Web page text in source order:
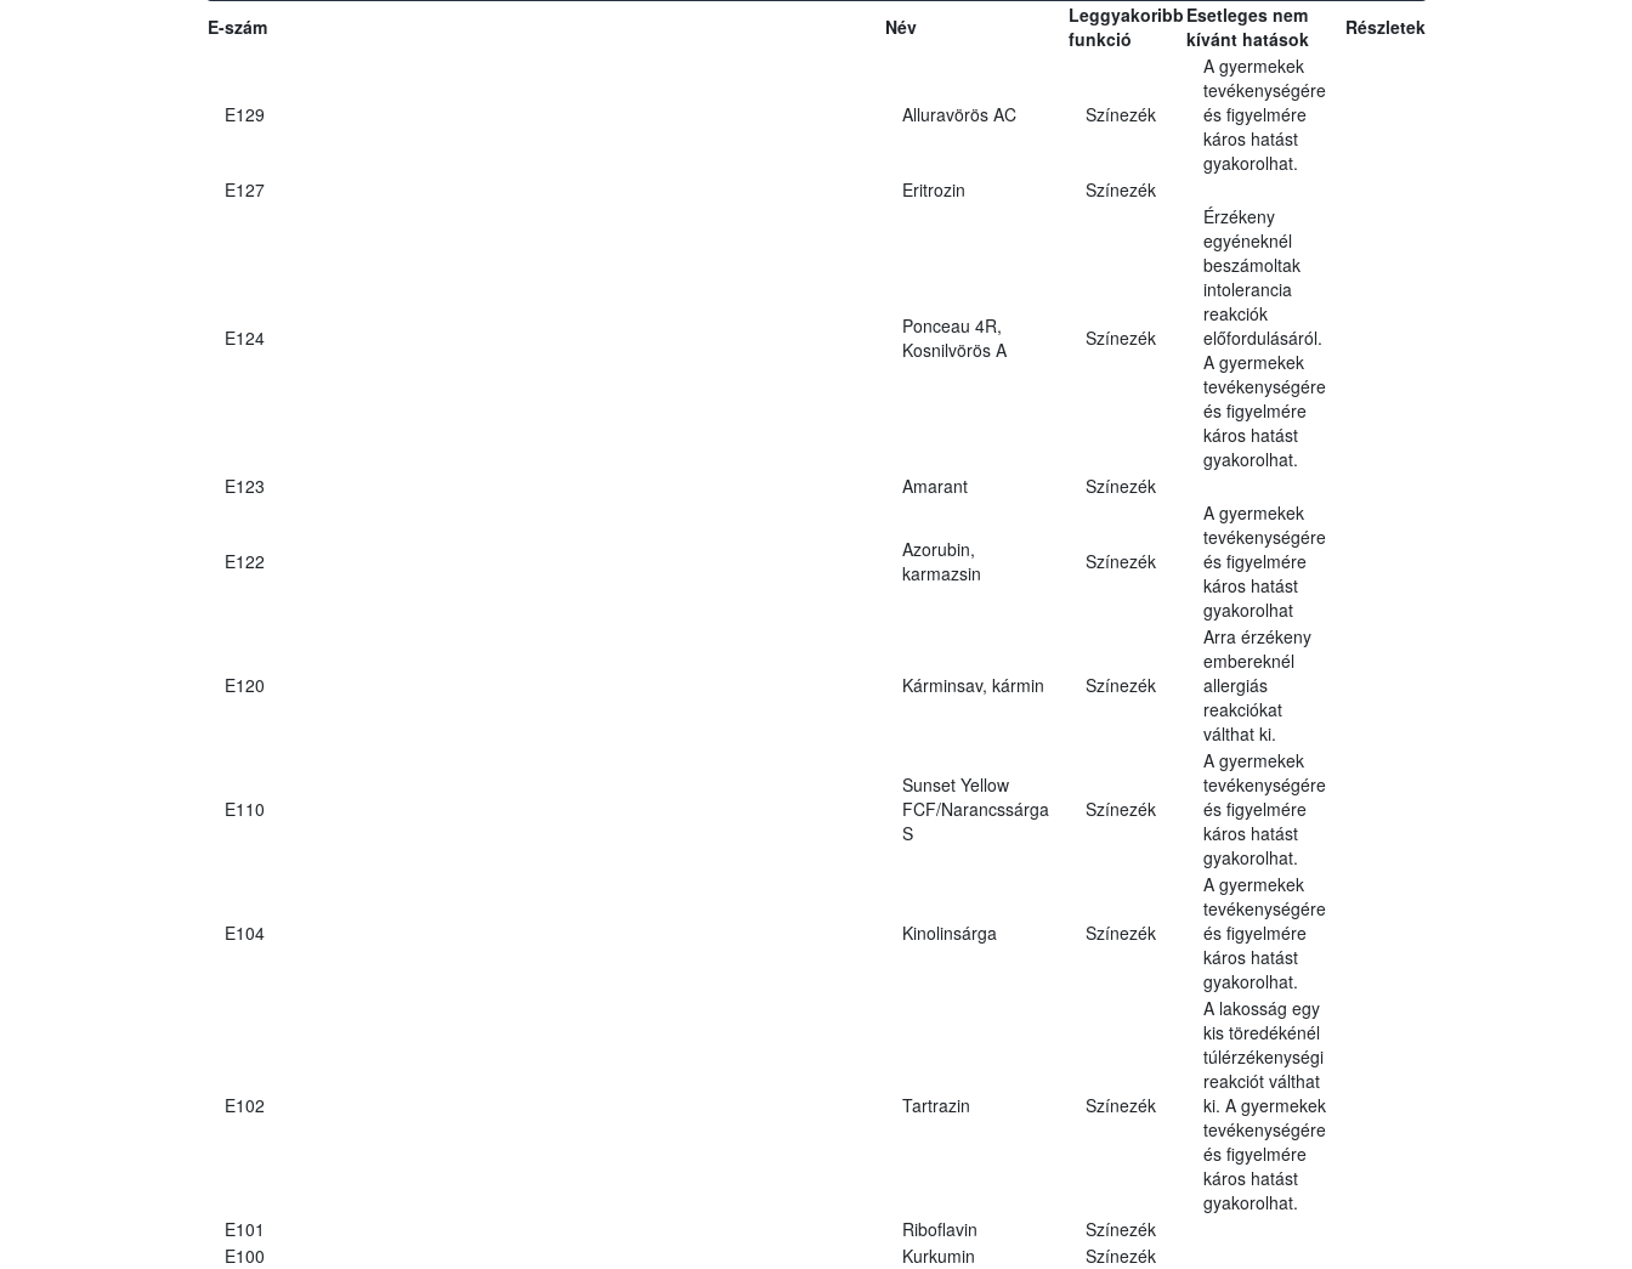
E-szám Név
Leggyakoribb
funkció
Esetleges nem
kívánt hatások
Részletek
E129 Alluravörös AC Színezék
A gyermekek
tevékenységére
és figyelmére
káros hatást
gyakorolhat.
E127
Eritrozin Színezék
E124
Ponceau 4R,
Kosnilvörös A
Színezék
Érzékeny
egyéneknél
beszámoltak
intolerancia
reakciók
előfordulásáról.
A gyermekek
tevékenységére
és figyelmére
káros hatást
gyakorolhat.
E123
Amarant Színezék
E122
Azorubin,
karmazsin
Színezék
A gyermekek
tevékenységére
és figyelmére
káros hatást
gyakorolhat
E120 Kárminsav, kármin Színezék
Arra érzékeny
embereknél
allergiás
reakciókat
válthat ki.
E110
Sunset Yellow
FCF/Narancssárga
S
Színezék
A gyermekek
tevékenységére
és figyelmére
káros hatást
gyakorolhat.
E104 Kinolinsárga Színezék
A gyermekek
tevékenységére
és figyelmére
káros hatást
gyakorolhat.
E102 Tartrazin Színezék
A lakosság egy
kis töredékénél
túlérzékenységi
reakciót válthat
ki. A gyermekek
tevékenységére
és figyelmére
káros hatást
gyakorolhat.
E101
Riboflavin
Színezék
E100
Kurkumin Színezék